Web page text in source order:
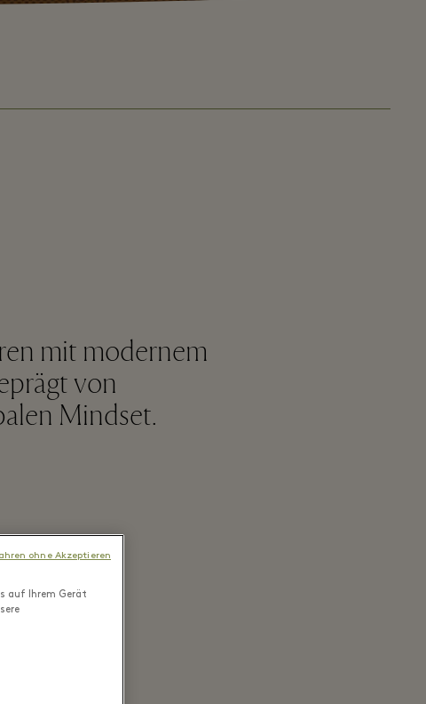
mit modernem
von
Mindset.
auf Ihrem Gerät
ohne Akzeptieren